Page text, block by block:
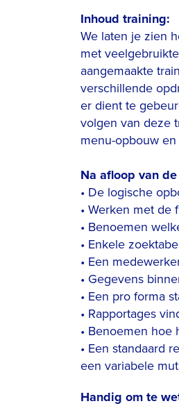
Inhoud training:
We laten je zien
met
aangemaakte
verschillende
er dient te
volgen van deze
menu-opbouw
Na afloop van
• De logische
• Werken met de
• Benoemen
• Enkele
• Een
• Gegevens
• Een pro forma
• Rapportages
• Benoemen hoe
• Een standaard
een variabele
Handig om te